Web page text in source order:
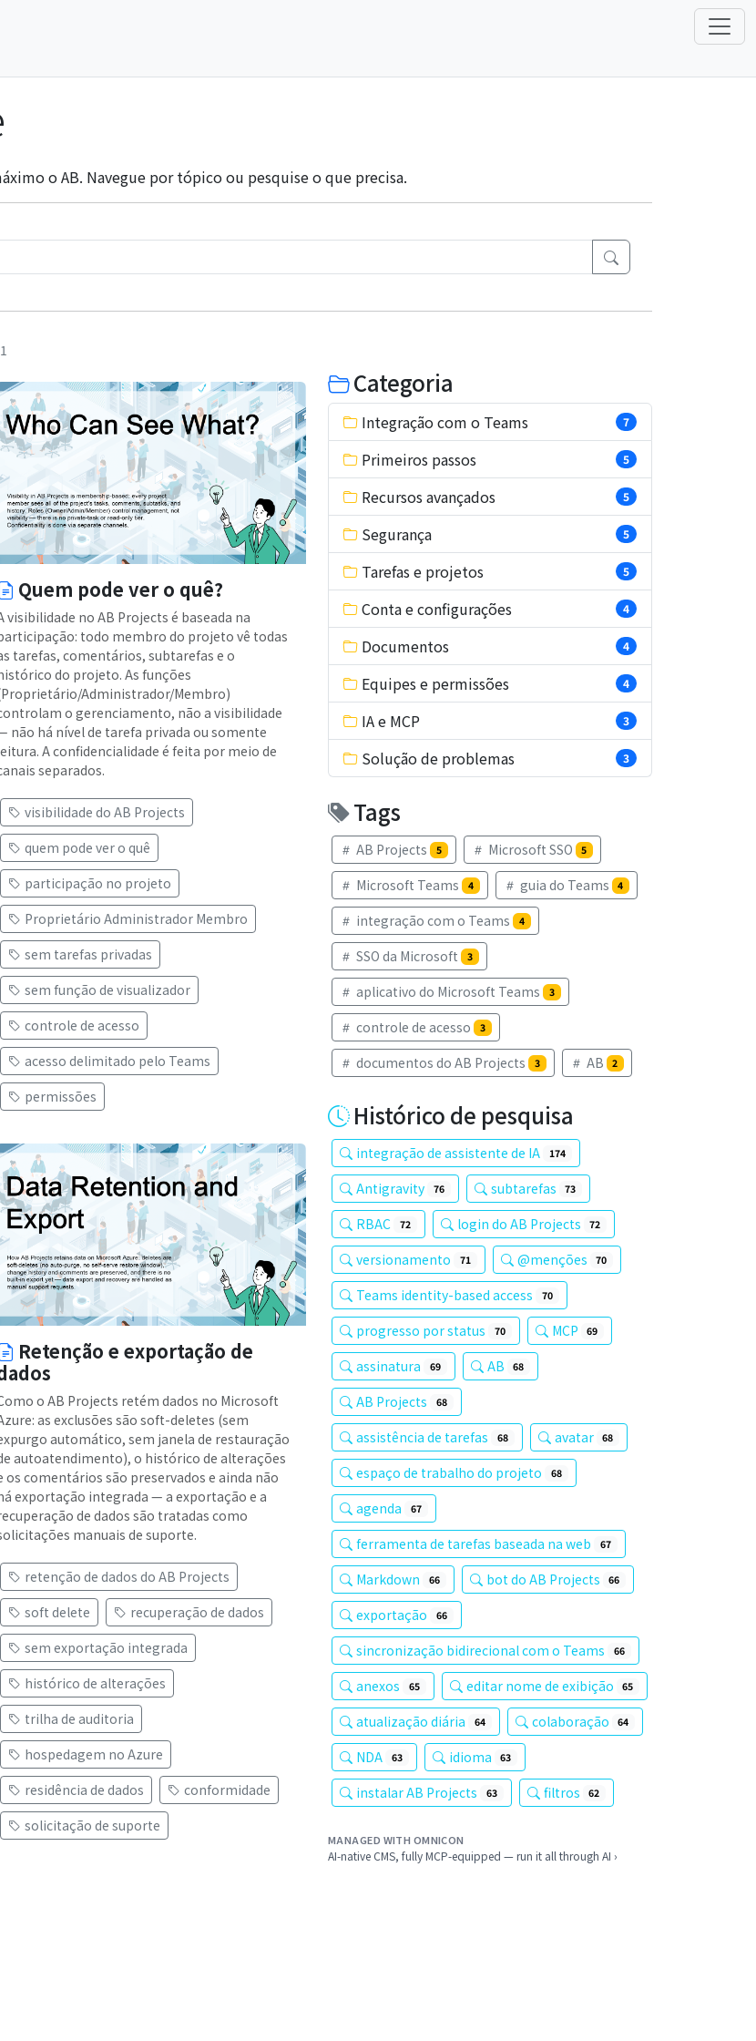
o AB. Navegue por tópico ou pesquise o que precisa.
Quem pode ver o quê?
visibilidade no AB Projects é baseada na
todo membro do projeto vê todas
tarefas, comentários, subtarefas e o
do projeto. As funções
Administrador/Membro)
o gerenciamento, não a visibilidade
não há nível de tarefa privada ou somente
A confidencialidade é feita por meio de
separados.
visibilidade do AB Projects
quem pode ver o quê
participação no projeto
Proprietário Administrador Membro
sem tarefas privadas
sem função de visualizador
controle de acesso
acesso delimitado pelo Teams
permissões
Retenção e exportação de
o AB Projects retém dados no Microsoft
as exclusões são soft-deletes (sem
automático, sem janela de restauração
autoatendimento), o histórico de alterações
os comentários são preservados e ainda não
exportação integrada — a exportação e a
de dados são tratadas como
manuais de suporte.
retenção de dados do AB Projects
soft delete
recuperação de dados
sem exportação integrada
histórico de alterações
trilha de auditoria
hospedagem no Azure
residência de dados
conformidade
solicitação de suporte
Categoria
Integração com o Teams 7
Primeiros passos 5
Recursos avançados 5
Segurança 5
Tarefas e projetos 5
Conta e configurações 4
Documentos 4
Equipes e permissões 4
IA e MCP 3
Solução de problemas 3
Tags
AB Projects 5 Microsoft SSO 5
Microsoft Teams 4 guia do Teams 4
integração com o Teams 4
SSO da Microsoft 3
aplicativo do Microsoft Teams 3
controle de acesso 3
documentos do AB Projects 3 AB 2
Histórico de pesquisa
integração de assistente de IA 174
Antigravity 76 subtarefas 73
RBAC 72 login do AB Projects 72
versionamento 71 @menções 70
Teams identity-based access 70
progresso por status 70 MCP 69
assinatura 69 AB 68
AB Projects 68
assistência de tarefas 68 avatar 68
espaço de trabalho do projeto 68
agenda 67
ferramenta de tarefas baseada na web 67
Markdown 66 bot do AB Projects 66
exportação 66
sincronização bidirecional com o Teams 66
anexos 65 editar nome de exibição 65
atualização diária 64 colaboração 64
NDA 63 idioma 63
instalar AB Projects 63 filtros 62
MANAGED WITH OMNICON
AI-native CMS, fully MCP-equipped — run it all through AI ›